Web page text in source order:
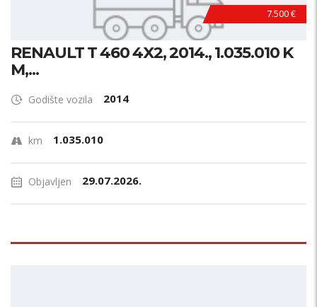
7.500 €
RENAULT T 460 4X2, 2014., 1.035.010 K
M,...
Godište vozila 2014
km 1.035.010
Objavljen 29.07.2026.